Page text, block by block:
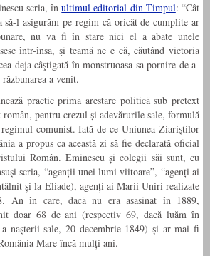
scria, înultimul editorial din Timpul: “Cât
să-l asigurăm pe regim că oricât de cumplite ar
nu va fi în stare nici el a abate unele
într-însa, şi teamă ne e că, căutând victoria
deja câştigată în monstruoasa sa pornire de a-
a venit.
practic prima arestare politică sub pretext
pentru crezul și adevărurile sale, formulă
regimul comunist. Iată de ce Uniunea Ziariștilor
a propus ca această zi să fie declarată oficial
Român. Eminescu și colegii săi sunt, cu
scria, “agenții unei lumi viitoare”, “agenți ai
și la Eliade), agenți ai Marii Uniri realizate
An în care, dacă nu era asasinat în 1889,
doar 68 de ani (respectiv 69, dacă luăm în
a nașterii sale, 20 decembrie 1849) și ar mai fi
Mare încă mulți ani.